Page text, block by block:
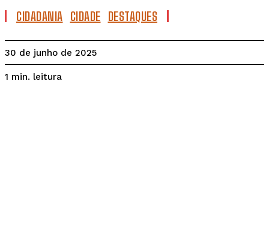
CIDADANIA CIDADE DESTAQUES
30 de junho de 2025
1 min. leitura